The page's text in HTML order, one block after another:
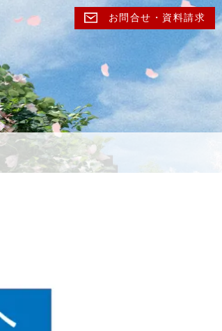
お問合せ・資料請求